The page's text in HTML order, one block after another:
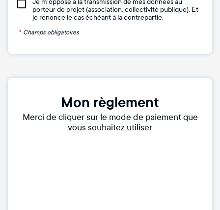
Je m'oppose à la transmission de mes données au
porteur de projet (association, collectivité publique). Et
je renonce le cas échéant à la contrepartie.
* Champs obligatoires
Mon règlement
Merci de cliquer sur le mode de paiement que
vous souhaitez utiliser